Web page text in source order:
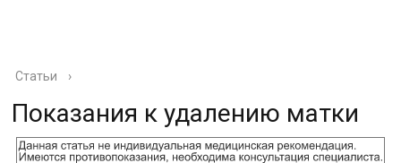
Статьи ›
Показания к удалению матки